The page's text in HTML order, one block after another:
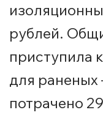
рублей.
приступила
для раненых
потрачено